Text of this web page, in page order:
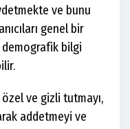
ve bunu
genel bir
demografik bilgi
ve gizli tutmayı,
addetmeyi ve